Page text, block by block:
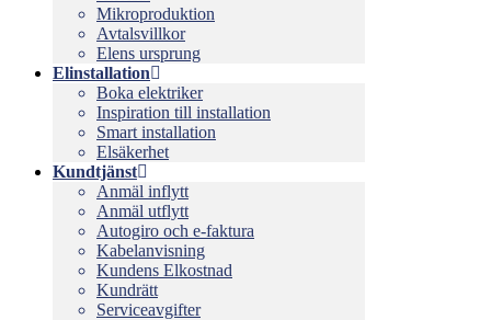
Mikroproduktion
Avtalsvillkor
Elens ursprung
Elinstallation
Boka elektriker
Inspiration till installation
Smart installation
Elsäkerhet
Kundtjänst
Anmäl inflytt
Anmäl utflytt
Autogiro och e-faktura
Kabelanvisning
Kundens Elkostnad
Kundrätt
Serviceavgifter